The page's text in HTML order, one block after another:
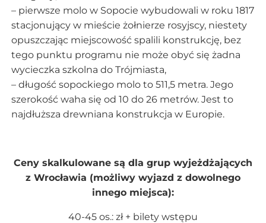
– pierwsze molo w Sopocie wybudowali w roku 1817
stacjonujący w mieście żołnierze rosyjscy, niestety
opuszczając miejscowość spalili konstrukcję, bez
tego punktu programu nie może obyć się żadna
wycieczka szkolna do Trójmiasta,
– długość sopockiego molo to 511,5 metra. Jego
szerokość waha się od 10 do 26 metrów. Jest to
najdłuższa drewniana konstrukcja w Europie.
Ceny skalkulowane są dla grup wyjeżdżających
z Wrocławia (możliwy wyjazd z dowolnego
innego miejsca):
40-45 os.: zł + bilety wstępu